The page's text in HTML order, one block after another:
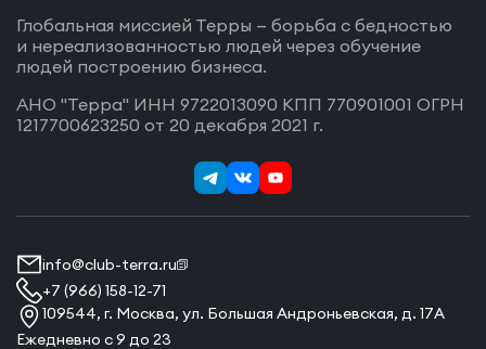
Глобальная миссией Терры — борьба с бедностью
и нереализованностью людей через обучение
людей построению бизнеса.
АНО "Терра" ИНН 9722013090 КПП 770901001 ОГРН
1217700623250 от 20 декабря 2021 г.
info@club-terra.ru
+7 (966) 158-12-71
109544, г. Москва, ул. Большая Андроньевская, д. 17А
Ежедневно с 9 до 23